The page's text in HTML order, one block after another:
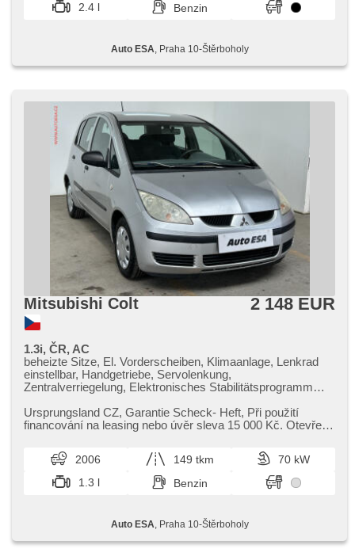
2.4 l
Benzin
Auto ESA , Praha 10-Štěrboholy
Mitsubishi Colt 2 148 EUR
1.3i, ČR, AC
beheizte Sitze, El. Vorderscheiben, Klimaanlage, Lenkrad
einstellbar, Handgetriebe, Servolenkung,
Zentralverriegelung, Elektronisches Stabilitätsprogramm
Ursprungsland CZ,​ Garantie Scheck​- Heft,​ Při použití
financování na leasing nebo úvěr sleva 15 000 Kč. Otevřeno
2006 149 tkm
70 kW
1.3 l
Benzin
Auto ESA , Praha 10-Štěrboholy